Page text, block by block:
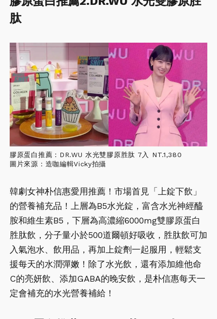
肽
膠原蛋白推薦：DR.WU 水光雙膠原胜肽 7入 NT.1,380
圖片來源：造咖編輯Vicky拍攝
韓劇女神朴信惠愛用推薦！市場首見「上錠下飲」
的營養補充品！上層為B5水光錠，富含水光神經醯
胺和維生素B5，下層為高濃縮6000mg雙膠原蛋白
胜肽飲，分子量小於500道爾頓好吸收，胜肽飲可加
入氣泡水、飲用品，再加上錠劑一起服用，輕鬆支
援每天的水潤彈嫩！除了水光飲，還有添加維他命
C的亮妍飲、添加GABA的晚安飲，是朴信惠每天一
定會補充的水光營養補給！